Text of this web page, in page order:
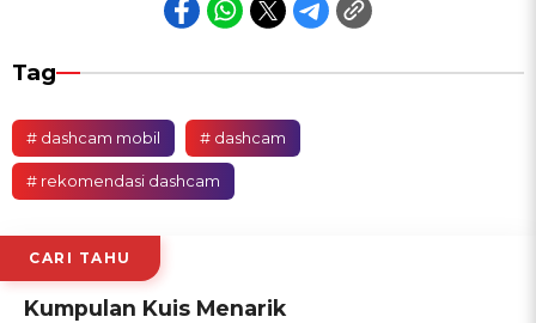
Tag
# dashcam mobil # dashcam
# rekomendasi dashcam
CARI TAHU
Kumpulan Kuis Menarik